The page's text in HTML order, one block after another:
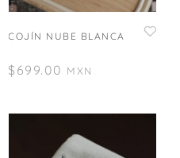
COJÍN NUBE BLANCA
$ 699.00 MXN